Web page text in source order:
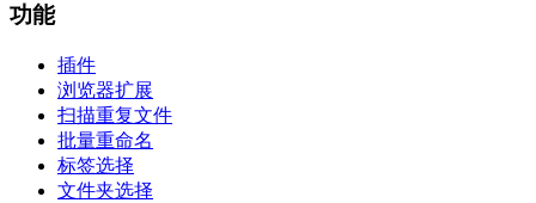
功能
插件
浏览器扩展
扫描重复文件
批量重命名
标签选择
文件夹选择